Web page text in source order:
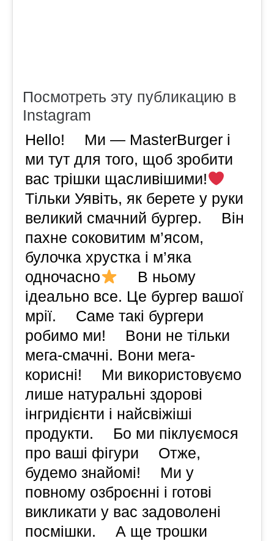
Посмотреть эту публикацию в
Instagram
Hello! ⠀ Ми — MasterBurger i
ми тут для того, щоб зробити
вас трiшки щасливiшими!
Тільки Уявiть, як берете у руки
великий смачний бургер. ⠀ Вiн
пахне соковитим м’ясом,
булочка хрустка i м’яка
одночасно
⠀ В ньому
iдеально все. Це бургер вашої
мрiї. ⠀ Саме такі бургери
робимо ми! ⠀ Вони не тільки
мега-смачні. Вони мега-
корисні! ⠀ Ми використовуємо
лише натуральні здорові
інгридієнти і найсвіжіші
продукти. ⠀ Бо ми піклуємося
про ваші фігури ⠀ Отже,
будемо знайомі! ⠀ Ми у
повному озброєнні і готові
викликати у вас задоволені
посмішки. ⠀ А ще трошки